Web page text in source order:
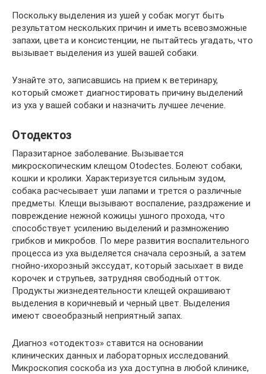
Поскольку выделения из ушей у собак могут быть
результатом нескольких причин и иметь всевозможные
запахи, цвета и консистенции, не пытайтесь угадать, что
вызывает выделения из ушей вашей собаки.
Узнайте это, записавшись на прием к ветеринару,
который сможет диагностировать причину выделений
из уха у вашей собаки и назначить лучшее лечение.
Отодектоз
Паразитарное заболевание. Вызывается
микроскопическим клещом Otodectes. Болеют собаки,
кошки и кролики. Характеризуется сильным зудом,
собака расчесывает уши лапами и трется о различные
предметы. Клещи вызывают воспаление, раздражение и
повреждение нежной кожицы ушного прохода, что
способствует усилению выделений и размножению
грибков и микробов. По мере развития воспалительного
процесса из уха выделяется сначала серозный, а затем
гнойно-ихорозный экссудат, который засыхает в виде
корочек и струпьев, затрудняя свободный отток.
Продукты жизнедеятельности клещей окрашивают
выделения в коричневый и черный цвет. Выделения
имеют своеобразный неприятный запах.
Диагноз «отодектоз» ставится на основании
клинических данных и лабораторных исследований.
Микроскопия соскоба из уха доступна в любой клинике,